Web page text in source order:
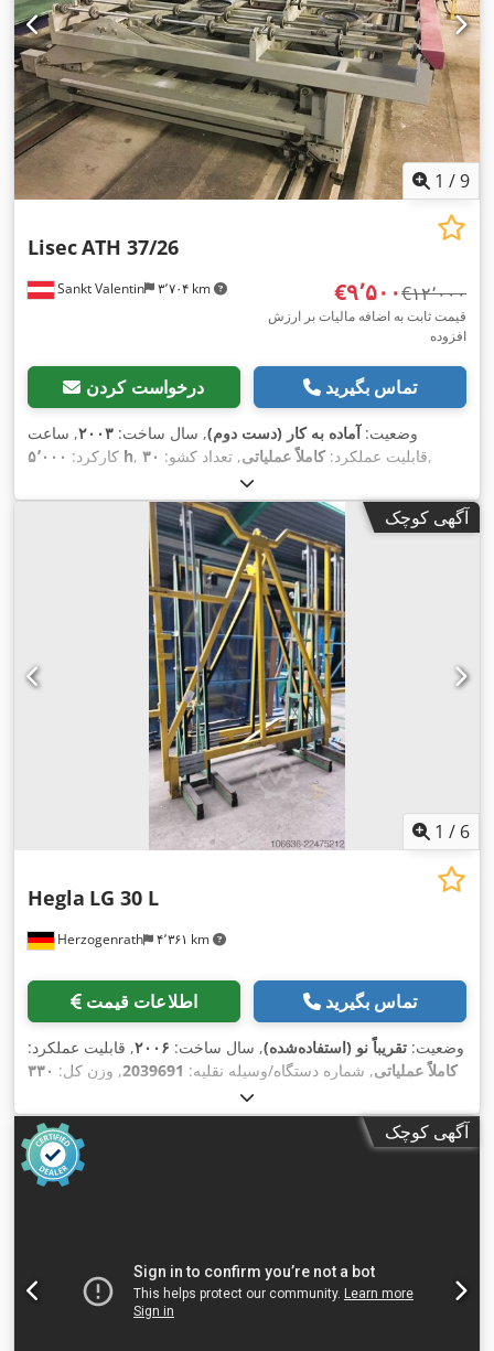
1 /9
Sankt Valentin ۳٬۷۰۴ km
LisecATH 37/26
‎€۹٬۵۰۰ ‎€۱۲٬۰۰۰
قیمت ثابت به اضافه مالیات بر ارزش
افزوده
درخواست کردن تماس بگیرید
وضعیت:آماده به کار (دست دوم), سال ساخت: ۲۰۰۳, ساعت
کارکرد: ۵٬۰۰۰ h , قابلیت عملکرد:کاملاً عملیاتی, تعداد کشو: ۳۰ ,
آگهی کوچک
1 / 6
Herzogenrath ۴٬۳۶۱ km
Hegla LG 30 L
اطلاعات قیمت تماس بگیرید
وضعیت: تقریباً نو (استفاده‌شده), سال ساخت: ۲۰۰۶, قابلیت عملکرد:
کاملاً عملیاتی, شماره دستگاه/وسیله نقلیه: 2039691, وزن کل: ۳۳۰
آگهی کوچک